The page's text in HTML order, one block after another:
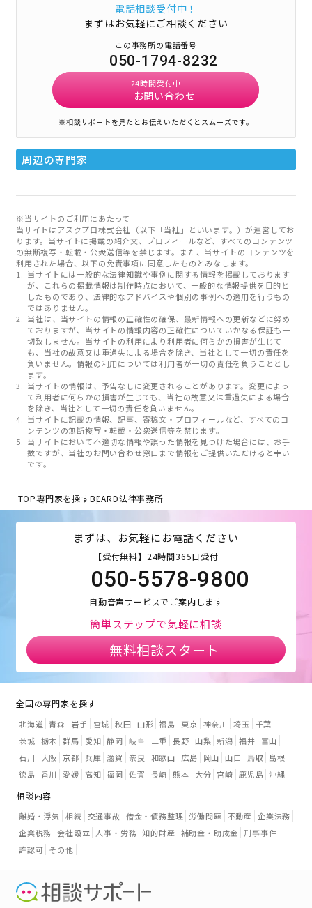
電話相談受付中！
まずはお気軽にご相談ください
この事務所の電話番号
050-1794-8232
24時間受付中
お問い合わせ
※相談サポートを見たとお伝えいただくとスムーズです。
周辺の専門家
※当サイトのご利用にあたって
当サイトはアスクプロ株式会社（以下「当社」といいます。）が運営してお
ります。当サイトに掲載の紹介文、プロフィールなど、すべてのコンテンツ
の無断複写・転載・公衆送信等を禁じます。また、当サイトのコンテンツを
利用された場合、以下の免責事項に同意したものとみなします。
当サイトには一般的な法律知識や事例に関する情報を掲載しております
が、これらの掲載情報は制作時点において、一般的な情報提供を目的と
したものであり、法律的なアドバイスや個別の事例への適用を行うもの
ではありません。
当社は、当サイトの情報の正確性の確保、最新情報への更新などに努め
ておりますが、当サイトの情報内容の正確性についていかなる保証も一
切致しません。当サイトの利用により利用者に何らかの損害が生じて
も、当社の故意又は重過失による場合を除き、当社として一切の責任を
負いません。情報の利用については利用者が一切の責任を負うこととし
ます。
当サイトの情報は、予告なしに変更されることがあります。変更によっ
て利用者に何らかの損害が生じても、当社の故意又は重過失による場合
を除き、当社として一切の責任を負いません。
当サイトに記載の情報、記事、寄稿文・プロフィールなど、すべてのコ
ンテンツの無断複写・転載・公衆送信等を禁じます。
当サイトにおいて不適切な情報や誤った情報を見つけた場合には、お手
数ですが、当社のお問い合わせ窓口まで情報をご提供いただけると幸い
です。
TOP専門家を探すBEARD法律事務所
まずは、お気軽にお電話ください
【受付無料】24時間365日受付
050-5578-9800
自動音声サービスでご案内します
簡単ステップで気軽に相談
無料相談スタート
全国の専門家を探す
北海道 青森 岩手 宮城 秋田 山形 福島 東京 神奈川 埼玉
千葉
茨城 栃木 群馬 愛知 静岡 岐阜 三重 長野 山梨 新潟 福井
富山
石川
大阪 京都 兵庫 滋賀 奈良 和歌山 広島 岡山 山口 鳥取
島根
徳島 香川 愛媛 高知 福岡 佐賀 長崎 熊本 大分 宮崎 鹿児島 沖縄
相談内容
離婚・浮気 相続 交通事故 借金・債務整理 労働問題 不動産 企業法務
企業税務 会社設立 人事・労務 知的財産 補助金・助成金 刑事事件
許認可 その他